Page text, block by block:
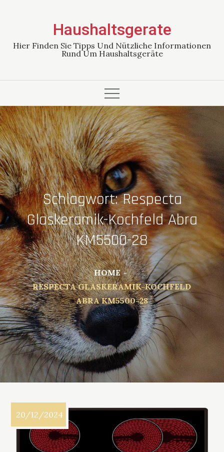
Haushaltsgerate
Hier Finden Sie Tipps Und Nützliche Informationen
Rund Um Haushaltsgeräte
Schlagwort:Respecta
Glaskeramik-Kochfeld Abra
KM5500-28
HOME
RESPECTA GLASKERAMIK-KOCHFELD
ABRA KM5500-28
20/12/2024